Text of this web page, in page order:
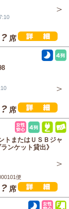
? 席
? 席
またはＵＳＢジャ
ンケット貸出》
便
? 席